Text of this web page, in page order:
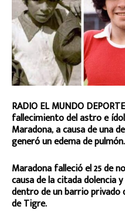
RADIO EL MUNDO
fallecimiento del astro e
Maradona, a causa de una
generó un edema de pulmón.
Maradona falleció el 25 de
causa de la citada dolencia
dentro de un barrio privado
de Tigre.